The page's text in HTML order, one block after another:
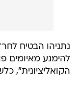
נתניהו הבטיח
להימנע מאיומים
הקואליציונית",